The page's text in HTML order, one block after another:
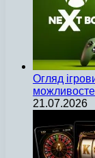
Огляд
21.07.2026